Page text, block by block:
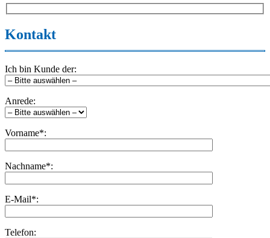
Kontakt
Ich bin Kunde der:
Anrede:
Vorname*:
Nachname*:
E-Mail*:
Telefon: